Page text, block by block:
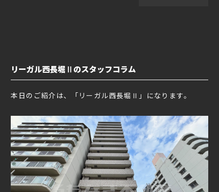
リーガル西長堀Ⅱのスタッフコラム
本日のご紹介は、「リーガル西長堀Ⅱ」になります。